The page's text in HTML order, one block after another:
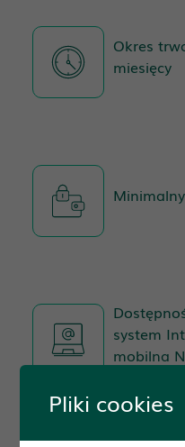
Okres
miesięcy
system
mobilna
Pliki cookies